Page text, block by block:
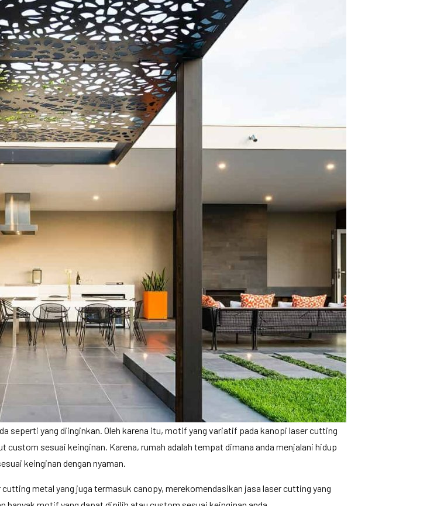
seperti yang diinginkan. Oleh karena itu, motif yang variatif pada kanopi laser cutting
sesuai keinginan. Karena, rumah adalah tempat dimana anda menjalani hidup
keinginan dengan nyaman.
metal yang juga termasuk canopy, merekomendasikan jasa laser cutting yang